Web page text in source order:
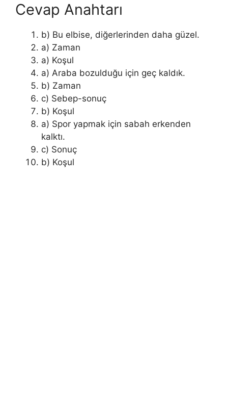
Cevap Anahtarı
b) Bu elbise, diğerlerinden daha güzel.
a) Zaman
a) Koşul
a) Araba bozulduğu için geç kaldık.
b) Zaman
c) Sebep-sonuç
b) Koşul
a) Spor yapmak için sabah erkenden
kalktı.
c) Sonuç
b) Koşul